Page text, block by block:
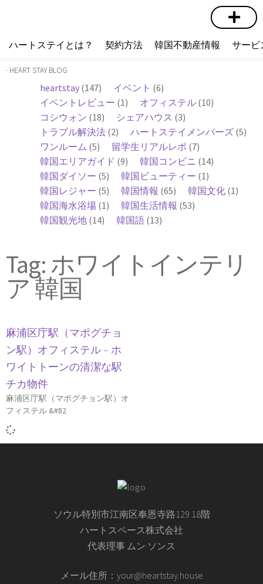
ハートステイとは？ 契約方法 韓国不動産情報 サービ
· HEART STAY BLOG
heartstay (147) イベント (6)
イベントレビュー (1) オフィステル (10)
コシウォン (18) シェアハウス (3)
トラブル解決法 (2) ハートステイメンバーズ (5)
ワンルーム (5) 留学生リアルレポ (7)
韓国エリアガイド (9) 韓国コンビニ (14)
韓国ダイソー (5) 韓国ビューティー (1)
韓国レジャー (5) 韓国情報 (65) 韓国文化 (1)
韓国海水浴場 (1) 韓国生活情報 (53)
韓国観光地 (14) 韓国語 (13)
Tag: ホワイトインテリ
ア 韓国
麻浦区庁駅（マポグチョ
ン駅）オフィステル – ホ
ワイトトーンの清潔な駅
チカ物件
麻浦区庁駅（マポグチョン駅）オ
フィステル &#82
ソウル特別市江南区奉恩寺路129 18階
ハートスペース株式会社
代表理事 ムン·ソンス
メール住所：your@heartstay.house